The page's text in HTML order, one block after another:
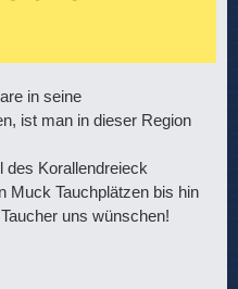
in seine
ist man in dieser Region
des Korallendreieck
Muck Tauchplätzen bis hin
uns wünschen!